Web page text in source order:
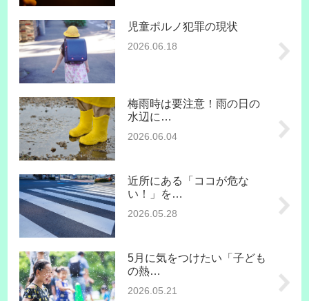
児童ポルノ犯罪の現状
2026.06.18
梅雨時は要注意！雨の日の
水辺に…
2026.06.04
近所にある「ココが危な
い！」を…
2026.05.28
5月に気をつけたい「子ども
の熱…
2026.05.21